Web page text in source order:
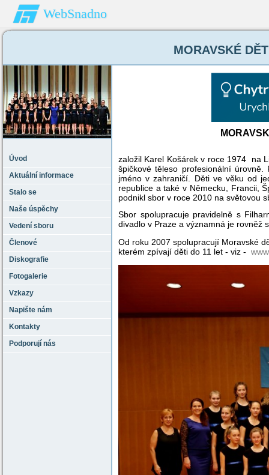
WebSnadno
MORAVSKÉ
Úvod
Aktuální informace
Stalo se
Naše úspěchy
Vedení sboru
Členové
Diskografie
Fotogalerie
Vzkazy
Napište nám
Kontakty
Podporují nás
založil Karel Košárek v roce 1974 na
špičkové těleso profesionální
jméno v zahraničí. Děti ve věku od
republice a také v Německu, Francii,
podnikl sbor v roce 2010 na světovou
Sbor spolupracuje pravidelně s
divadlo v Praze a významná je rovněž
Od roku 2007 spolupracují Moravské
kterém zpívají děti do 11 let - viz -